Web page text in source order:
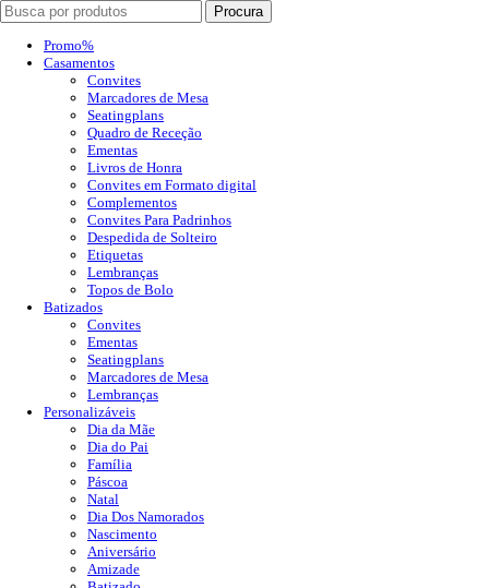
Procura
Promo%
Casamentos
Convites
Marcadores de Mesa
Seatingplans
Quadro de Receção
Ementas
Livros de Honra
Convites em Formato digital
Complementos
Convites Para Padrinhos
Despedida de Solteiro
Etiquetas
Lembranças
Topos de Bolo
Batizados
Convites
Ementas
Seatingplans
Marcadores de Mesa
Lembranças
Personalizáveis
Dia da Mãe
Dia do Pai
Família
Páscoa
Natal
Dia Dos Namorados
Nascimento
Aniversário
Amizade